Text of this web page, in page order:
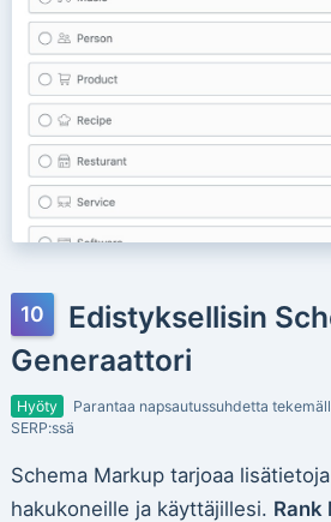
Edistyksellisin
Generaattori
Hyöty
Parantaa napsautussuhdetta
SERP:ssä
Schema Markup tarjoaa
hakukoneille ja käyttäjillesi. Rank